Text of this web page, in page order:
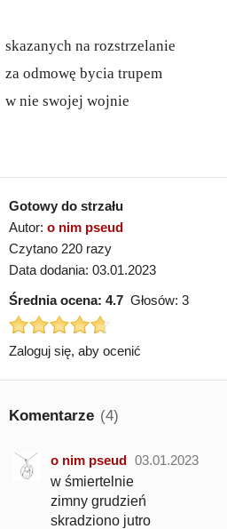
skazanych na rozstrzelanie
za odmowę bycia trupem
w nie swojej wojnie
Gotowy do strzału
Autor: o nim pseud
Czytano 220 razy
Data dodania: 03.01.2023
Średnia ocena: 4.7 Głosów: 3
Zaloguj się, aby ocenić
Komentarze (4)
o nim pseud 03.01.2023
w śmiertelnie
zimny grudzień
skradziono jutro